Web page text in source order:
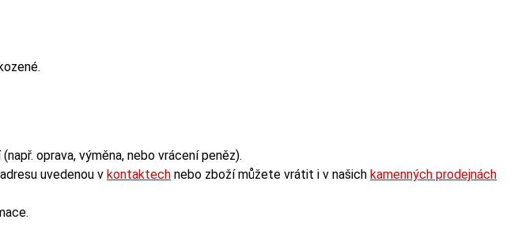
oprava, výměna, nebo vrácení peněz).
uvedenou v kontaktech nebo zboží můžete vrátit i v našich kamenných prodejnách